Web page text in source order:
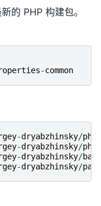
的 PHP 构建包。
-common
-dryabzhinsky/
-dryabzhinsky/php7
-dryabzhinsky/
-dryabzhinsky/